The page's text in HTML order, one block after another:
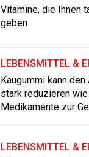
Vitamine, die Ihnen
geben
LEBENSMITTEL &
Kaugummi kann
stark reduzieren
Medikamente zur
LEBENSMITTEL &